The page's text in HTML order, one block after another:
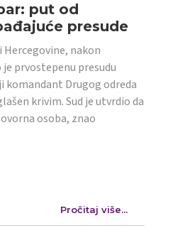
put od
presude
Hercegovine, nakon
prvostepenu presudu
komandant Drugog odreda
krivim. Sud je utvrdio da
osoba, znao
Pročitaj više...